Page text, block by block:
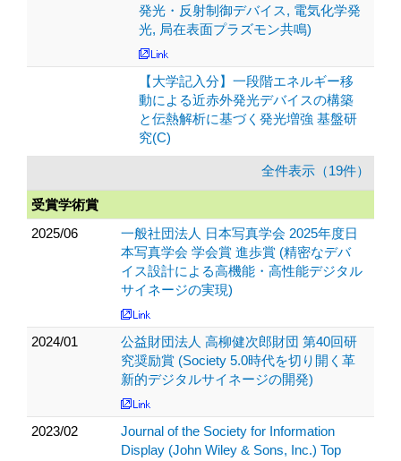
発光・反射制御デバイス, 電気化学発
光, 局在表面プラズモン共鳴)
【大学記入分】一段階エネルギー移
動による近赤外発光デバイスの構築
と伝熱解析に基づく発光増強 基盤研
究(C)
全件表示（19件）
受賞学術賞
2025/06
一般社団法人 日本写真学会 2025年度日
本写真学会 学会賞 進歩賞 (精密なデバ
イス設計による高機能・高性能デジタル
サイネージの実現)
2024/01
公益財団法人 高柳健次郎財団 第40回研
究奨励賞 (Society 5.0時代を切り開く革
新的デジタルサイネージの開発)
2023/02
Journal of the Society for Information
Display (John Wiley & Sons, Inc.) Top